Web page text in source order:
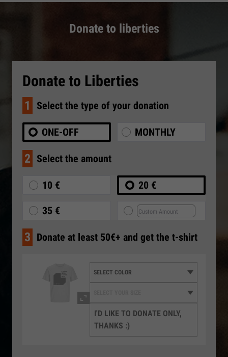
Donate to liberties
Donate to Liberties
1 Select the type of your donation
ONE-OFF MONTHLY
2 Select the amount
10 € 20 €
35 €
3 Donate at least 50€+ and get the t-shirt
I'D LIKE TO DONATE ONLY,
THANKS :)